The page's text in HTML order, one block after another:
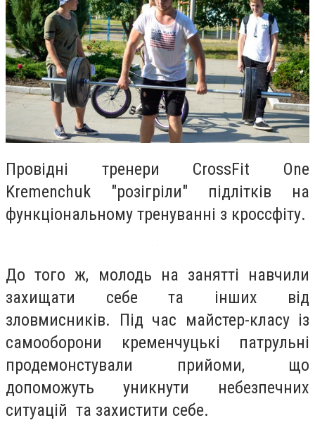
Провідні тренери CrossFit One
Kremenchuk "розігріли" підлітків на
функціональному тренуванні з кроссфіту.
До того ж, молодь на занятті навчили
захищати себе та інших від
зловмисників. Під час майстер-класу із
самооборони кременчуцькі патрульні
продемонстували прийоми, що
допоможуть уникнути небезпечних
ситуацій та захистити себе.